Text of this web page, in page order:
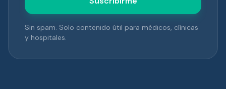
Sin spam. Solo contenido útil para médicos, clínicas
y hospitales.